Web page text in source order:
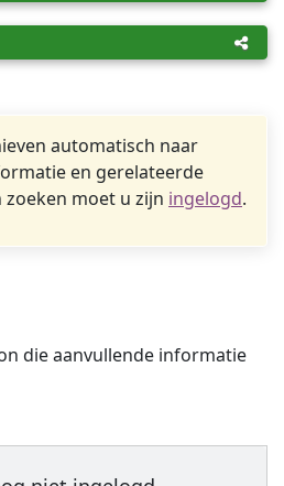
automatisch naar
en gerelateerde
moet u zijn ingelogd.
die aanvullende informatie